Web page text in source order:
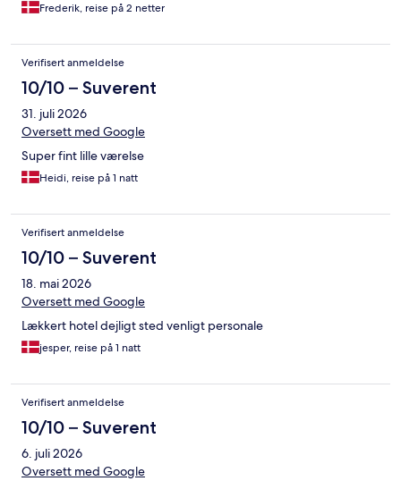
Frederik, reise på 2 netter
Verifisert anmeldelse
10/10 – Suverent
31. juli 2026
Oversett med Google
Super fint lille værelse
Heidi, reise på 1 natt
Verifisert anmeldelse
10/10 – Suverent
18. mai 2026
Oversett med Google
Lækkert hotel dejligt sted venligt personale
jesper, reise på 1 natt
Verifisert anmeldelse
10/10 – Suverent
6. juli 2026
Oversett med Google